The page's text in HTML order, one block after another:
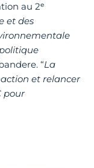
au 2ᵉ
et des
“La
et relancer
pour